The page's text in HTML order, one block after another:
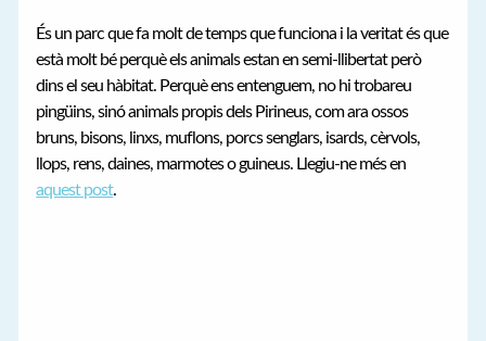
És un parc que fa molt de temps que funciona i la veritat és que
està molt bé perquè els animals estan en semi-llibertat però
dins el seu hàbitat. Perquè ens entenguem, no hi trobareu
pingüins, sinó animals propis dels Pirineus, com ara ossos
bruns, bisons, linxs, muflons, porcs senglars, isards, cèrvols,
llops, rens, daines, marmotes o guineus. Llegiu-ne més en
aquest post.